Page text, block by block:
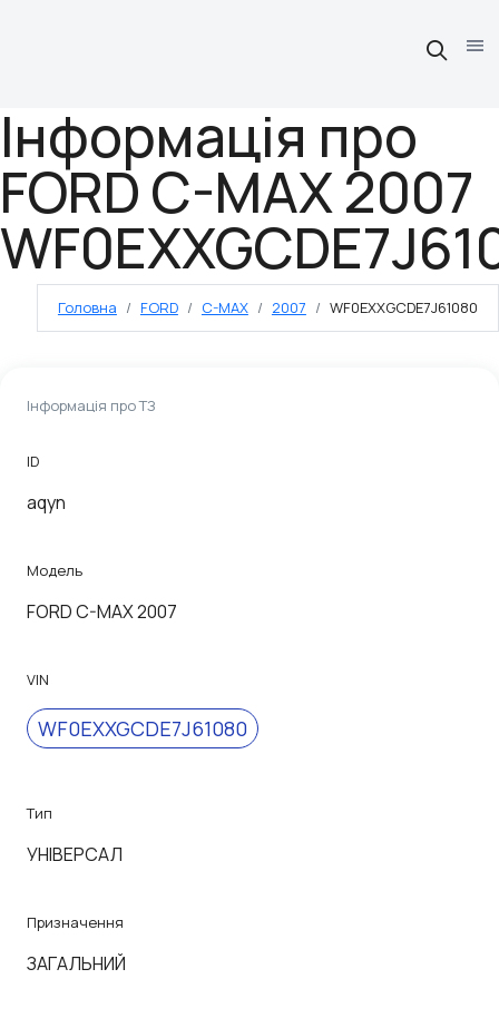
Інформація про
FORD C-MAX 2007
Головна FORD C-MAX 2007 WF0EXXGCDE7J61080
Інформація про ТЗ
ID
aqyn
Модель
FORD C-MAX 2007
VIN
WF0EXXGCDE7J61080
Тип
УНІВЕРСАЛ
Призначення
ЗАГАЛЬНИЙ